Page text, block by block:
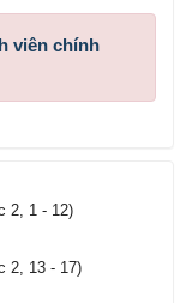
viên chính
2, 1 - 12)
2, 13 - 17)